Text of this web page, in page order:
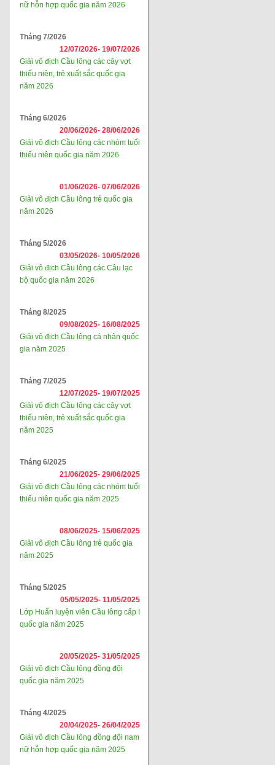
nữ hỗn hợp quốc gia năm 2026
Tháng 7/2026
12/07/2026- 19/07/2026
Giải vô địch Cầu lông các cây vợt
thiếu niên, trẻ xuất sắc quốc gia
năm 2026
Tháng 6/2026
20/06/2026- 28/06/2026
Giải vô địch Cầu lông các nhóm tuổi
thiếu niên quốc gia năm 2026
01/06/2026- 07/06/2026
Giải vô địch Cầu lông trẻ quốc gia
năm 2026
Tháng 5/2026
03/05/2026- 10/05/2026
Giải vô địch Cầu lông các Câu lạc
bộ quốc gia năm 2026
Tháng 8/2025
09/08/2025- 16/08/2025
Giải vô địch Cầu lông cá nhân quốc
gia năm 2025
Tháng 7/2025
12/07/2025- 19/07/2025
Giải vô địch Cầu lông các cây vợt
thiếu niên, trẻ xuất sắc quốc gia
năm 2025
Tháng 6/2025
21/06/2025- 29/06/2025
Giải vô địch Cầu lông các nhóm tuổi
thiếu niên quốc gia năm 2025
08/06/2025- 15/06/2025
Giải vô địch Cầu lông trẻ quốc gia
năm 2025
Tháng 5/2025
05/05/2025- 11/05/2025
Lớp Huấn luyện viên Cầu lông cấp I
quốc gia năm 2025
20/05/2025- 31/05/2025
Giải vô địch Cầu lông đồng đội
quốc gia năm 2025
Tháng 4/2025
20/04/2025- 26/04/2025
Giải vô địch Cầu lông đồng đội nam
nữ hỗn hợp quốc gia năm 2025